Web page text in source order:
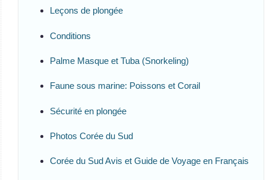
Leçons de plongée
Conditions
Palme Masque et Tuba (Snorkeling)
Faune sous marine: Poissons et Corail
Sécurité en plongée
Photos Corée du Sud
Corée du Sud Avis et Guide de Voyage en Français